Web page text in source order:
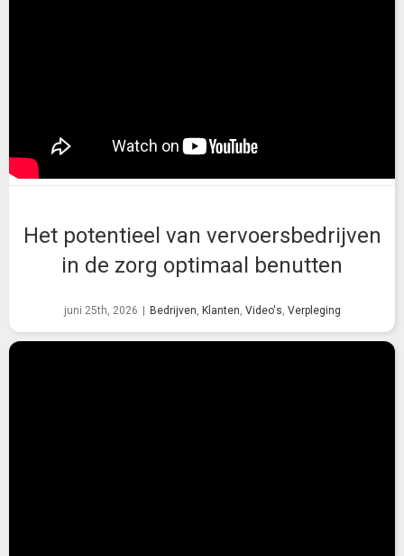
Het potentieel van vervoersbedrijven
in de zorg optimaal benutten
juni 25th, 2026 Bedrijven, Klanten, Video's, Verpleging